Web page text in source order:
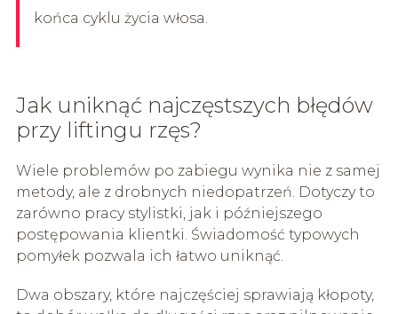
końca cyklu życia włosa.
Jak uniknąć najczęstszych błędów
przy liftingu rzęs?
Wiele problemów po zabiegu wynika nie z samej
metody, ale z drobnych niedopatrzeń. Dotyczy to
zarówno pracy stylistki, jak i późniejszego
postępowania klientki. Świadomość typowych
pomyłek pozwala ich łatwo uniknąć.
Dwa obszary, które najczęściej sprawiają kłopoty,